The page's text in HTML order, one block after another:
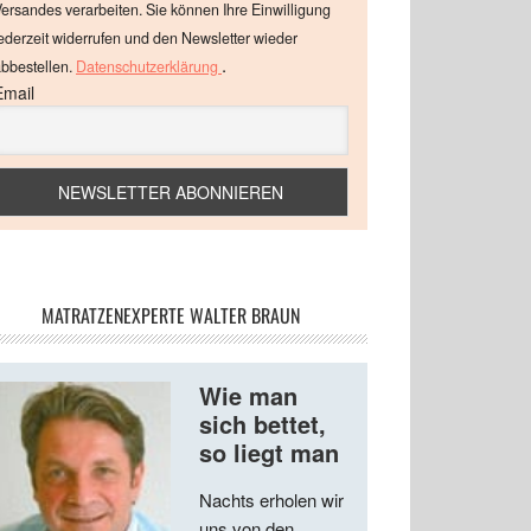
verarbeiten. Sie können Ihre Einwilligung
widerrufen und den Newsletter wieder
Datenschutzerklärung .
MATRATZENEXPERTE WALTER BRAUN
Wie man
sich bettet,
so liegt man
Nachts erholen wir